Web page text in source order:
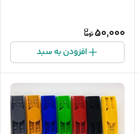
50,000
افزودن به سبد